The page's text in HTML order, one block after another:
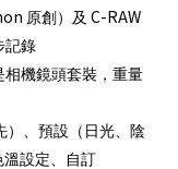
原創）及 C-RAW
記錄
相機鏡頭套裝，重量
）、預設（日光、陰
設定、自訂